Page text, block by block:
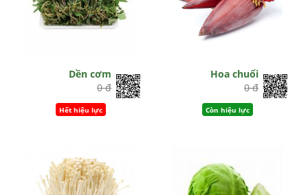
Dền cơm
0 đ
Hết hiệu lực
Hoa chuối
0 đ
Còn hiệu lực